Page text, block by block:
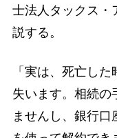
士法人タックス・
説する。
「実は、死亡し
失います。相続の
ませんし、銀行